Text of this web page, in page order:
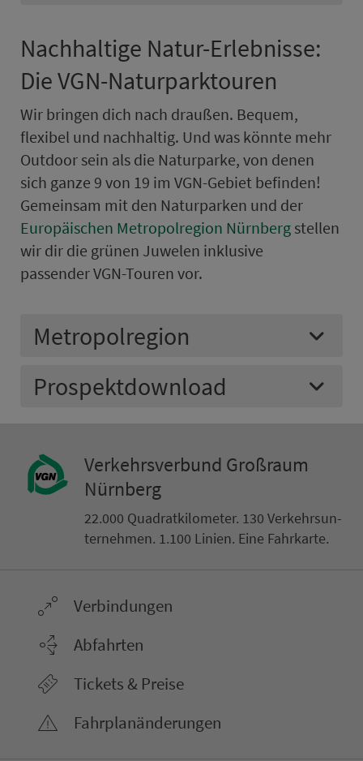
Nachhaltige Natur-Erlebnisse:
Die VGN-Naturparktouren
Wir bringen dich nach draußen. Bequem,
flexibel und nachhaltig. Und was könnte mehr
Outdoor sein als die Naturparke, von denen
sich ganze 9 von 19 im VGN-Gebiet befinden!
Ge­mein­sam mit den Naturparken und der
Europäischen Metropol­region Nürn­bergstellen
wir dir die grünen Juwelen inklusive
passender VGN-Touren vor.
Me­tro­pol­re­gi­on
Prospektdownload
Ver­kehrs­ver­bund Groß­raum
Nürn­berg
22.000 Qua­drat­ki­lo­me­ter. 130 Ver­kehrs­un­
ter­neh­men. 1.100 Linien. Eine Fahr­kar­te.
Ver­bin­dungen
Abfahrten
Tickets & Preise
Fahr­plan­ände­rungen